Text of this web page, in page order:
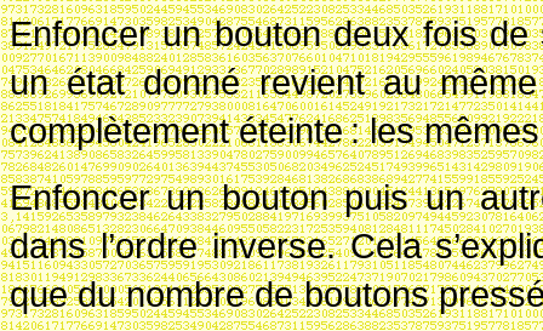
Enfoncer un bouton deux fois de
un état donné revient au
complètement éteinte : les
Enfoncer un bouton puis un
dans l’ordre inverse. Cela
que du nombre de boutons